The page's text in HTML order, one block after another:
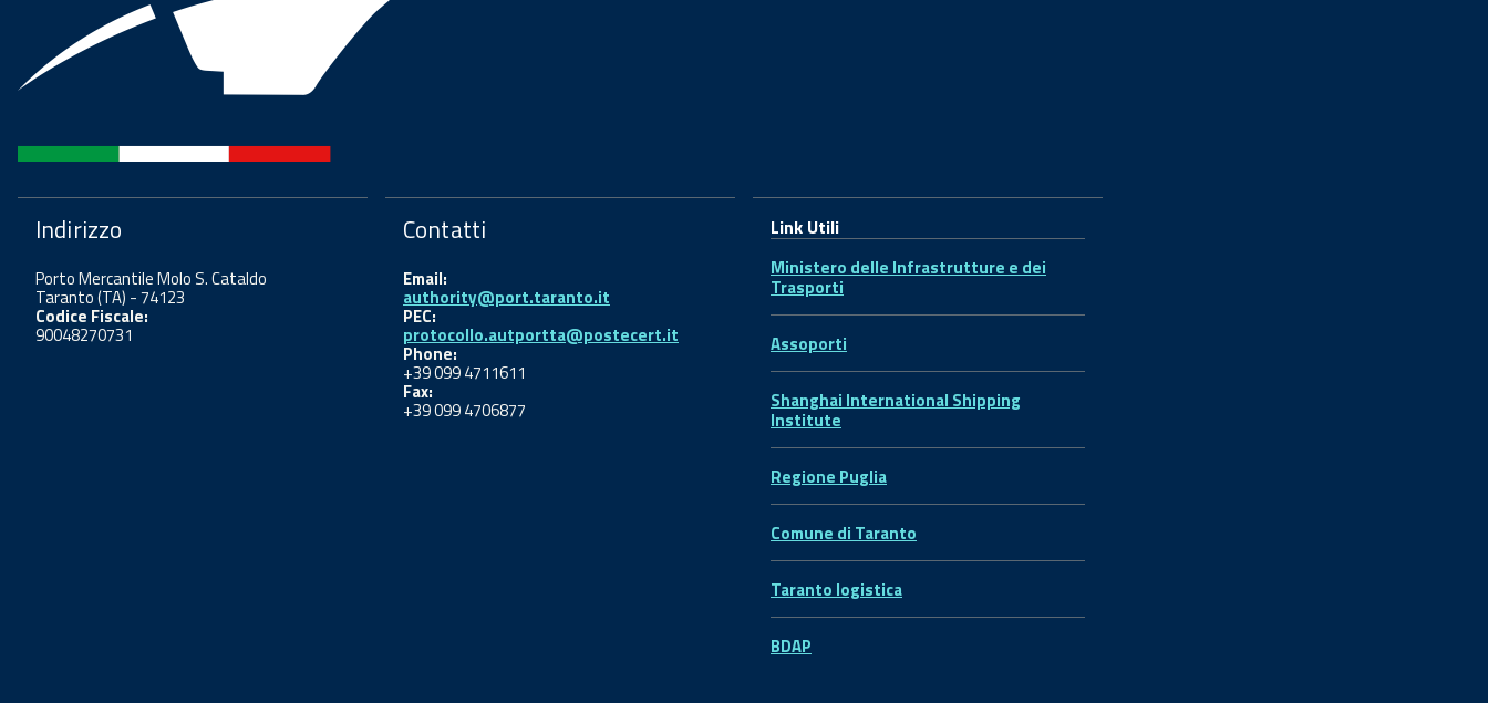
Indirizzo
Porto Mercantile Molo S. Cataldo
Taranto (TA) - 74123
Codice Fiscale:
90048270731
Contatti
Email:
authority@port.taranto.it
PEC:
protocollo.autportta@postecert.it
Phone:
+39 099 4711611
Fax:
+39 099 4706877
Link Utili
Ministero delle Infrastrutture e dei
Trasporti
Assoporti
Shanghai International Shipping
Institute
Regione Puglia
Comune di Taranto
Taranto logistica
BDAP